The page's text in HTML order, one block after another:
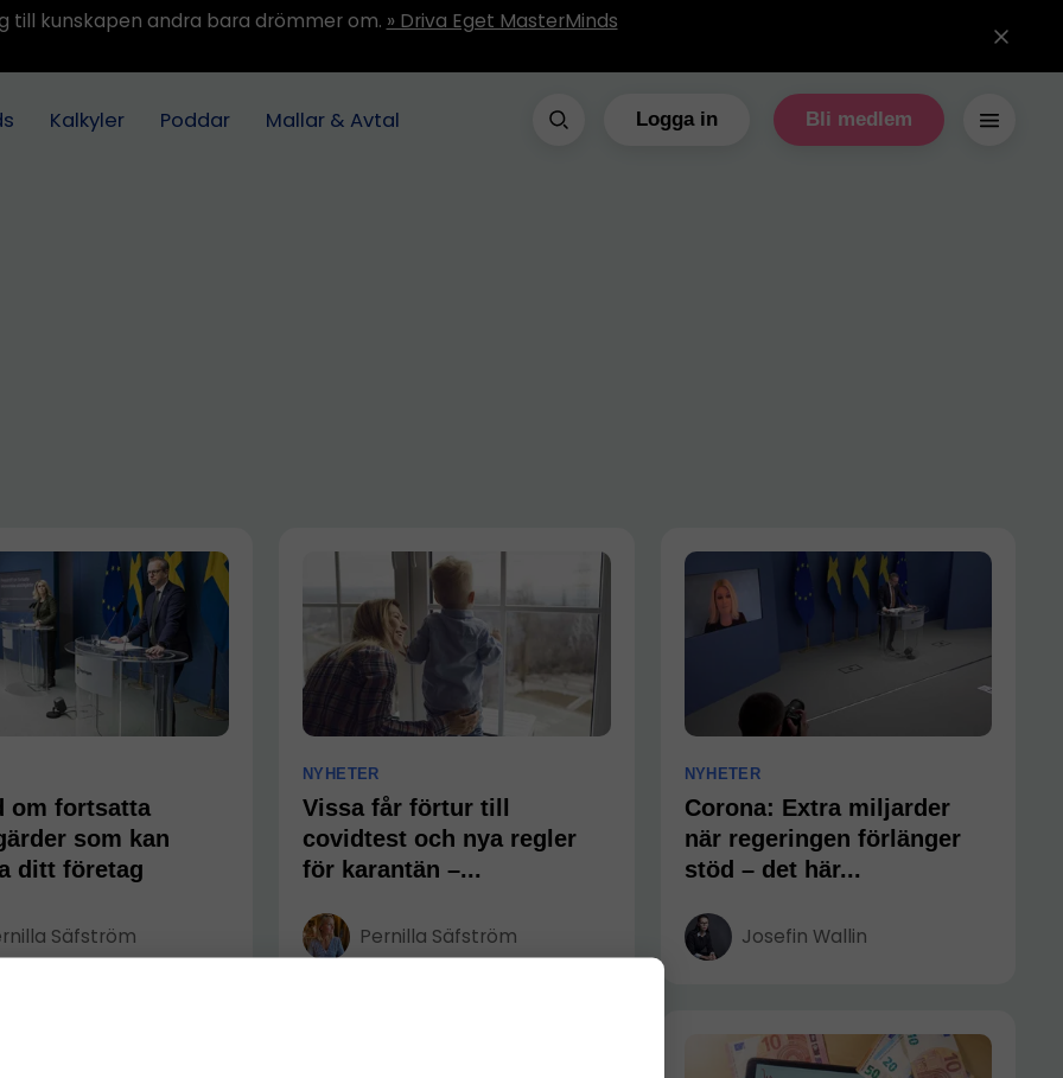
till kunskapen andra bara drömmer om. » Driva Eget MasterMinds
Kalkyler Poddar Mallar & Avtal Logga in Bli medlem
om fortsatta
som kan
ditt företag
Säfström
NYHETER
Vissa får förtur till
covidtest och nya regler
för karantän –...
Pernilla Säfström
NYHETER
Corona: Extra miljarder
när regeringen förlänger
stöd – det här...
Josefin Wallin